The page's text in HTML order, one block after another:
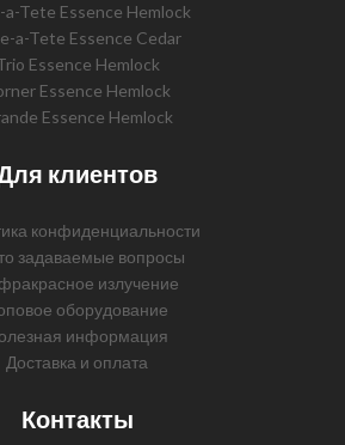
Tete Essence Hemlock
a-Tete Essence Cedar
Essence Hemlock
Essence Hemlock
Essence Hemlock
клиентов
конфиденциальности
задаваемые вопросы
излучение
оборудование
информация
Доставка и оплата
Контакты